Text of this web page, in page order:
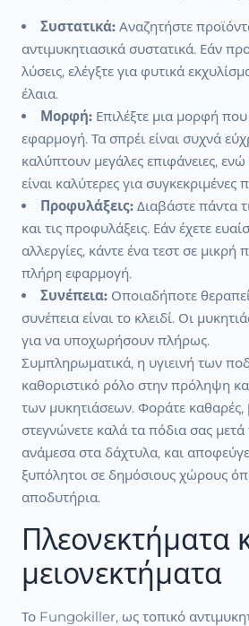
Συστατικά: Αναζητήστε
αντιμυκητιασικά συστατικά. Εάν
λύσεις, ελέγξτε για φυτικά
έλαια.
Μορφή: Επιλέξτε μια μορφή
εφαρμογή. Τα σπρέι είναι συχνά
καλύπτουν μεγάλες επιφάνειες,
είναι καλύτερες για συγκεκριμένες
Προφυλάξεις: Διαβάστε πάντα
και τις προφυλάξεις. Εάν έχετε
αλλεργίες, κάντε ένα τεστ σε μικρή
πλήρη εφαρμογή.
Συνέπεια: Οποιαδήποτε
συνέπεια είναι το κλειδί. Οι
για να υποχωρήσουν πλήρως.
Συμπληρωματικά, η υγιεινή των
καθοριστικό ρόλο στην πρόληψη
των μυκητιάσεων. Φοράτε καθαρές,
στεγνώνετε καλά τα πόδια σας μετά
ανάμεσα στα δάχτυλα, και
ξυπόλητοι σε δημόσιους χώρους
αποδυτήρια.
Πλεονεκτήματα
μειονεκτήματα
Το Fungokiller, ως τοπικό